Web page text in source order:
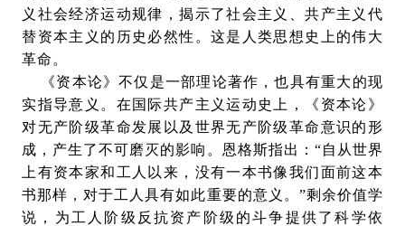
义社会经济运动规律，揭示了社会主义、共产主义代
替资本主义的历史必然性。这是人类思想史上的伟大
革命。
《资本论》不仅是一部理论著作，也具有重大的现
实指导意义。在国际共产主义运动史上，《资本论》
对无产阶级革命发展以及世界无产阶级革命意识的形
成，产生了不可磨灭的影响。恩格斯指出：“自从世界
上有资本家和工人以来，没有一本书像我们面前这本
书那样，对于工人具有如此重要的意义。”剩余价值学
说，为工人阶级反抗资产阶级的斗争提供了科学依